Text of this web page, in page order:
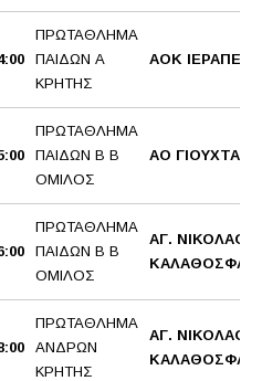
ΠΡΩΤΑΘΛΗΜΑ
ΠΑΙΔΩΝ Α
ΚΡΗΤΗΣ
ΑΟΚ
ΠΡΩΤΑΘΛΗΜΑ
ΠΑΙΔΩΝ Β Β
ΟΜΙΛΟΣ
ΑΟ ΓΙΟΥΧΤΑΣ
ΠΡΩΤΑΘΛΗΜΑ
ΠΑΙΔΩΝ Β Β
ΟΜΙΛΟΣ
ΑΓ. ΝΙΚΟΛΑΟΣ
ΠΡΩΤΑΘΛΗΜΑ
ΑΝΔΡΩΝ
ΚΡΗΤΗΣ
ΑΓ. ΝΙΚΟΛΑΟΣ